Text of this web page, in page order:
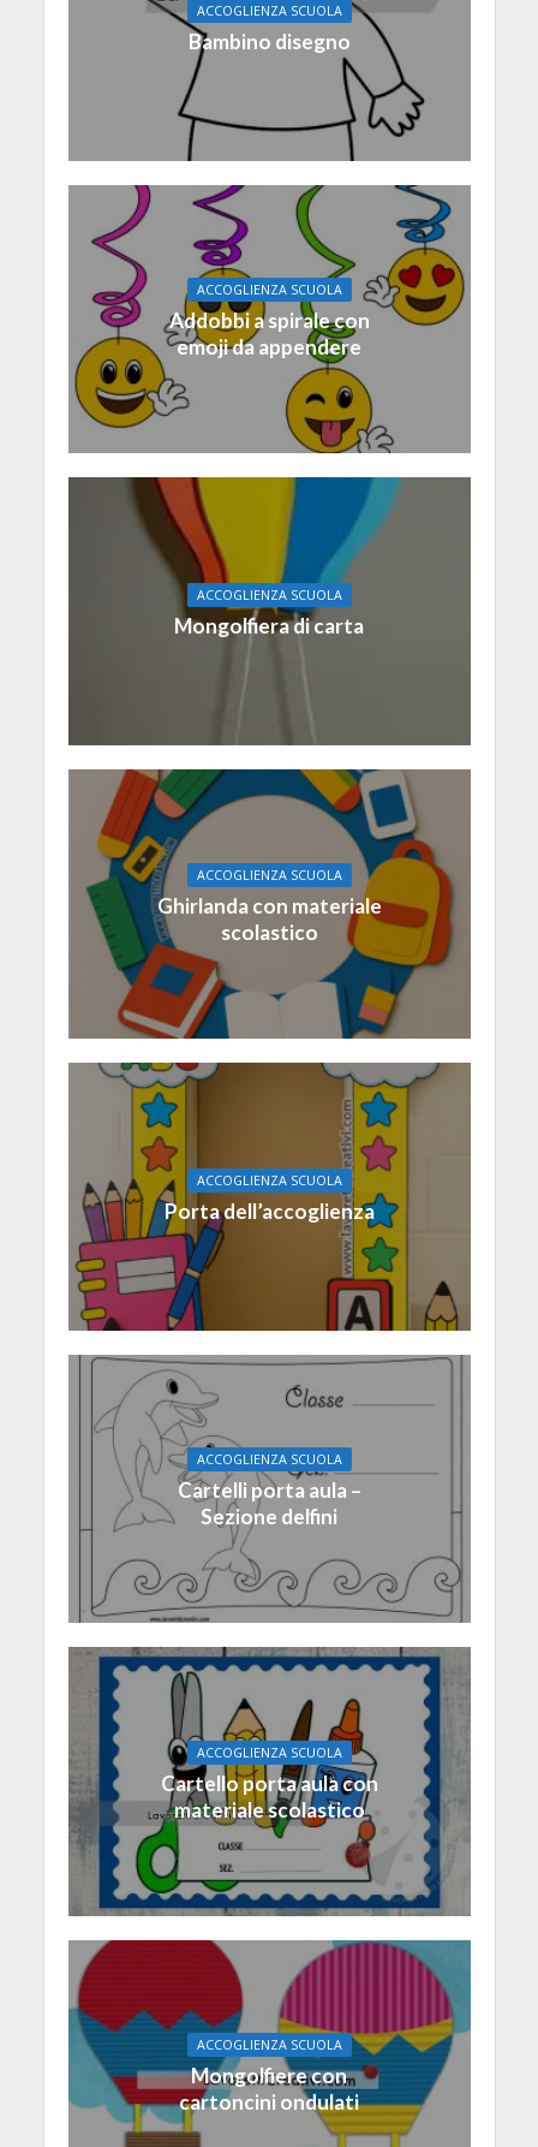
ACCOGLIENZA SCUOLA
Bambino disegno
ACCOGLIENZA SCUOLA
Addobbi a spirale con
emoji da appendere
ACCOGLIENZA SCUOLA
Mongolfiera di carta
ACCOGLIENZA SCUOLA
Ghirlanda con materiale
scolastico
ACCOGLIENZA SCUOLA
Porta dell’accoglienza
ACCOGLIENZA SCUOLA
Cartelli porta aula –
Sezione delfini
ACCOGLIENZA SCUOLA
Cartello porta aula con
materiale scolastico
ACCOGLIENZA SCUOLA
Mongolfiere con
cartoncini ondulati